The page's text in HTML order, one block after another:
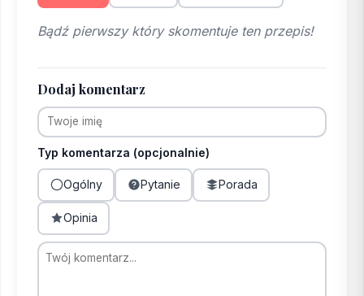
Bądź pierwszy który skomentuje ten przepis!
Dodaj komentarz
Typ komentarza (opcjonalnie)
Ogólny Pytanie Porada
Opinia